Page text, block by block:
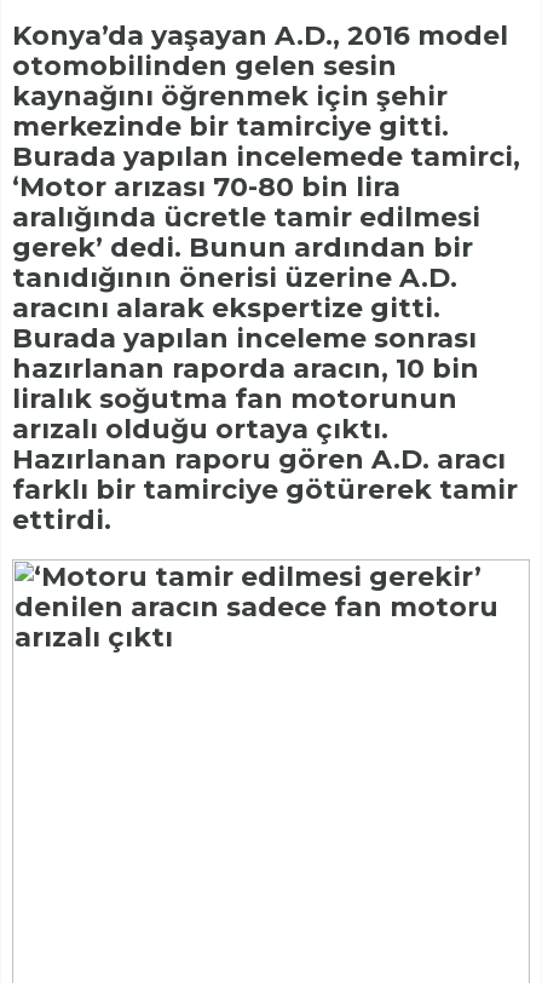
Konya’da yaşayan A.D., 2016 model
otomobilinden gelen sesin
kaynağını öğrenmek için şehir
merkezinde bir tamirciye gitti.
Burada yapılan incelemede tamirci,
‘Motor arızası 70-80 bin lira
aralığında ücretle tamir edilmesi
gerek’ dedi. Bunun ardından bir
tanıdığının önerisi üzerine A.D.
aracını alarak ekspertize gitti.
Burada yapılan inceleme sonrası
hazırlanan raporda aracın, 10 bin
liralık soğutma fan motorunun
arızalı olduğu ortaya çıktı.
Hazırlanan raporu gören A.D. aracı
farklı bir tamirciye götürerek tamir
ettirdi.